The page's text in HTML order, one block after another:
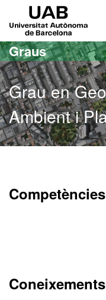
Ves al contingut principal
Ves a la navegació de la
Graus
Grau en
Ambient i
Coneixements